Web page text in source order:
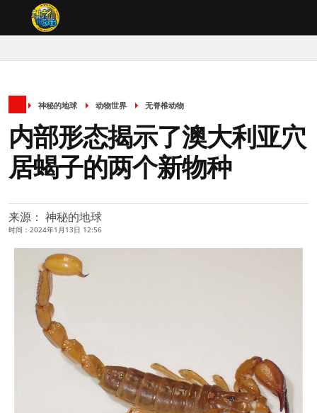
神秘的地球 动物世界 无脊椎动物
内部形态揭示了澳大利亚穴
居蝎子的两个新物种
来源： 神秘的地球
时间：2024年1月13日 12:56